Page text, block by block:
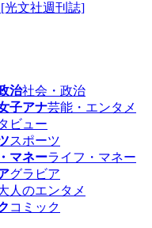
社会・政治
芸能・エンタメ
ビュー
スポーツ
ライフ・マネー
グラビア
人のエンタメ
コミック